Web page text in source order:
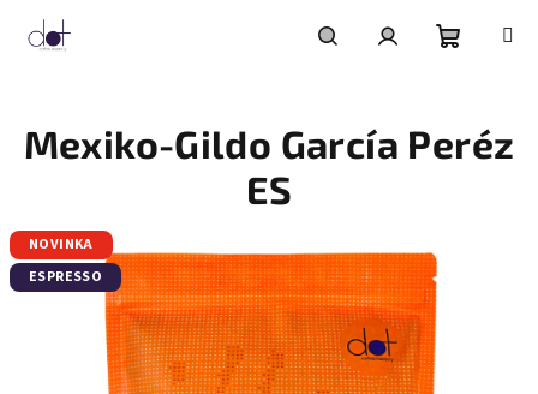
košík
Mexiko-Gildo García Peréz
ES
NOVINKA
ESPRESSO